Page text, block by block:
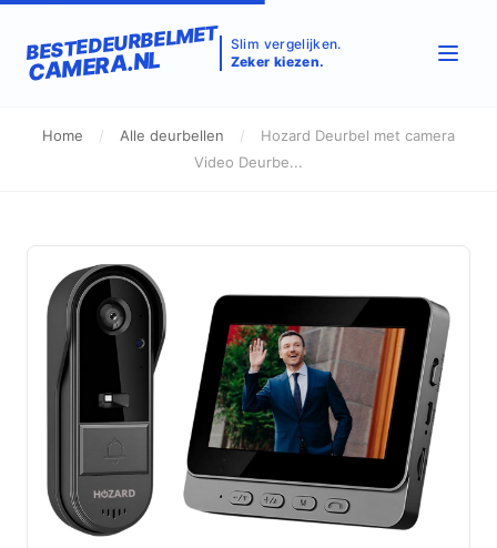
BESTEDEURBELMET
CAMERA.NL
Slim vergelijken.
Zeker kiezen.
Home / Alle deurbellen /
Hozard Deurbel met camera
Video Deurbe...